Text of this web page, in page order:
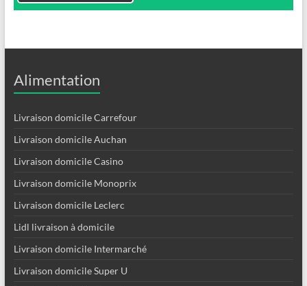
Alimentation
Livraison domicile Carrefour
Livraison domicile Auchan
Livraison domicile Casino
Livraison domicile Monoprix
Livraison domicile Leclerc
Lidl livraison à domicile
Livraison domicile Intermarché
Livraison domicile Super U